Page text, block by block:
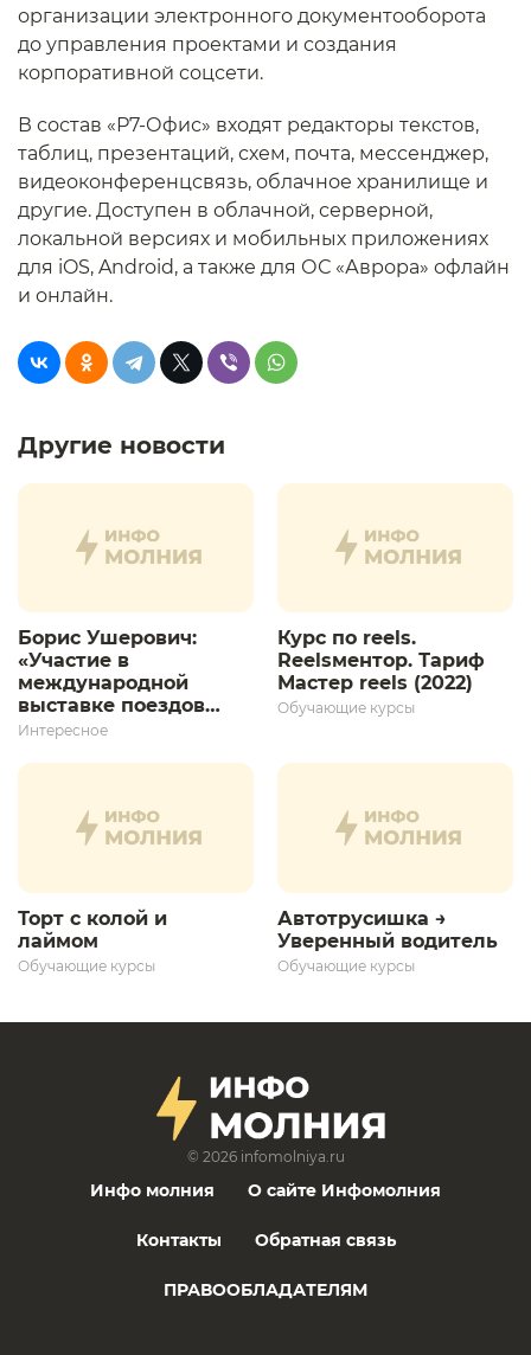
организации электронного документооборота
до управления проектами и создания
корпоративной соцсети.
В состав «Р7-Офис» входят редакторы текстов,
таблиц, презентаций, схем, почта, мессенджер,
видеоконференцсвязь, облачное хранилище и
другие. Доступен в облачной, серверной,
локальной версиях и мобильных приложениях
для iOS, Android, а также для ОС «Аврора» офлайн
и онлайн.
Другие новости
Борис Ушерович:
«Участие в
международной
выставке поездов
дает толчок для
развития»
Интересное
Курс по reels.
Reelsментор. Тариф
Мастер reels (2022)
Обучающие курсы
Торт с колой и
лаймом
Обучающие курсы
Автотрусишка →
Уверенный водитель​
Обучающие курсы
© 2026 infomolniya.ru
Инфо молния О сайте Инфомолния
Контакты Обратная связь
ПРАВООБЛАДАТЕЛЯМ